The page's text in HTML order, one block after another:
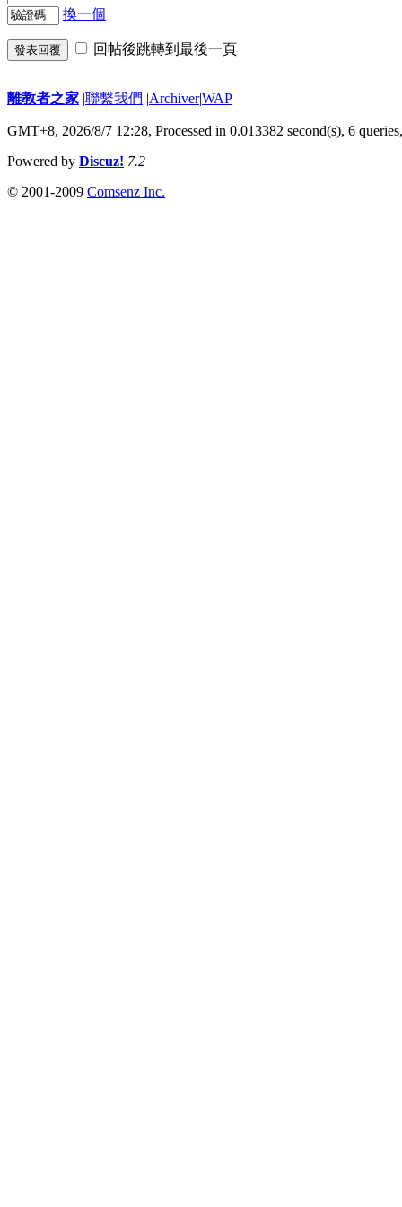
換一個
發表回覆 回帖後跳轉到最後一頁
離教者之家 |聯繫我們 |Archiver|WAP
GMT+8, 2026/8/7 12:28, Processed in 0.013382 second(s), 6
Powered by Discuz! 7.2
© 2001-2009 Comsenz Inc.